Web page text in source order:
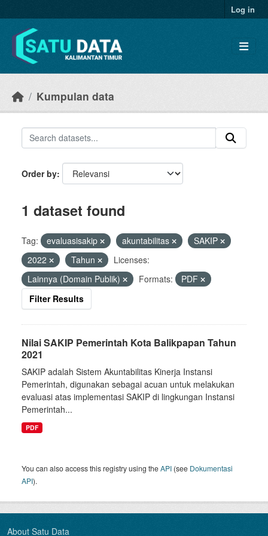
Log in
Kumpulan data
Order by
1 dataset found
Tag: evaluasisakip akuntabilitas
SAKIP
2022
Tahun
Licenses:
Lainnya (Domain Publik)
Formats:
PDF
Filter Results
Nilai SAKIP Pemerintah Kota Balikpapan Tahun
2021
SAKIP adalah Sistem Akuntabilitas Kinerja Instansi
Pemerintah, digunakan sebagai acuan untuk melakukan
evaluasi atas implementasi SAKIP di lingkungan Instansi
Pemerintah...
PDF
You can also access this registry using theAPI (see Dokumentasi
API).
About Satu Data